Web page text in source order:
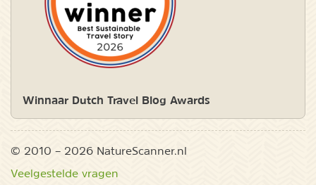
Winnaar Dutch Travel Blog Awards
© 2010 – 2026 NatureScanner.nl
Veelgestelde vragen